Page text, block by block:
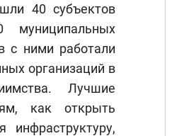
40 субъектов
муниципальных
с ними работали
организаций в
Лучшие
как открыть
инфраструктуру,